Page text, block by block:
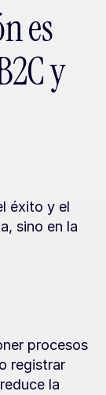
es
y
éxito y el
sino en la
procesos
registrar
la